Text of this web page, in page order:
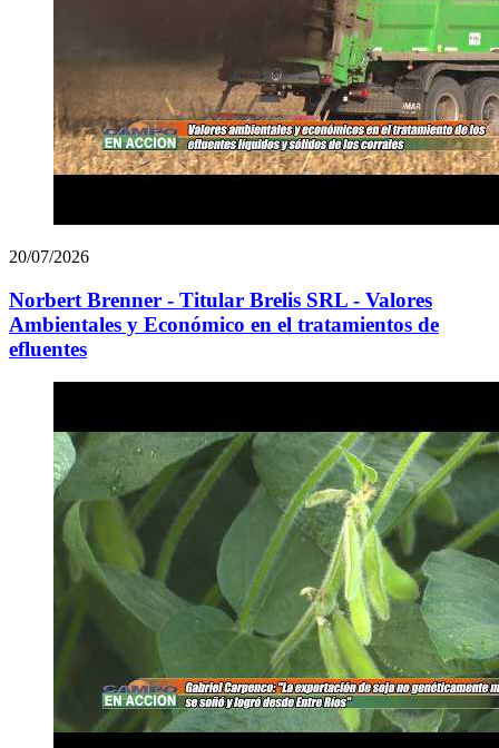
20/07/2026
Norbert Brenner - Titular Brelis SRL - Valores
Ambientales y Económico en el tratamientos de
efluentes